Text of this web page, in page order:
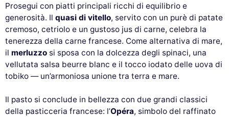
Prosegui con piatti principali ricchi di equilibrio e
generosità. Il quasi di vitello, servito con un purè di patate
cremoso, cetriolo e un gustoso jus di carne, celebra la
tenerezza della carne francese. Come alternativa di mare,
il merluzzo si sposa con la dolcezza degli spinaci, una
vellutata salsa beurre blanc e il tocco iodato delle uova di
tobiko — un’armoniosa unione tra terra e mare.
Il pasto si conclude in bellezza con due grandi classici
della pasticceria francese: l’Opéra, simbolo del raffinato